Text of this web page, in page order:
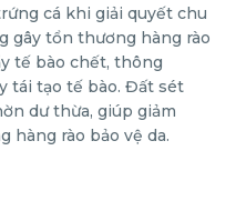
cá khi giải quyết chu
gây tổn thương hàng rào
tế bào chết, thông
tái tạo tế bào. Đất sét
dư thừa, giúp giảm
hàng rào bảo vệ da.